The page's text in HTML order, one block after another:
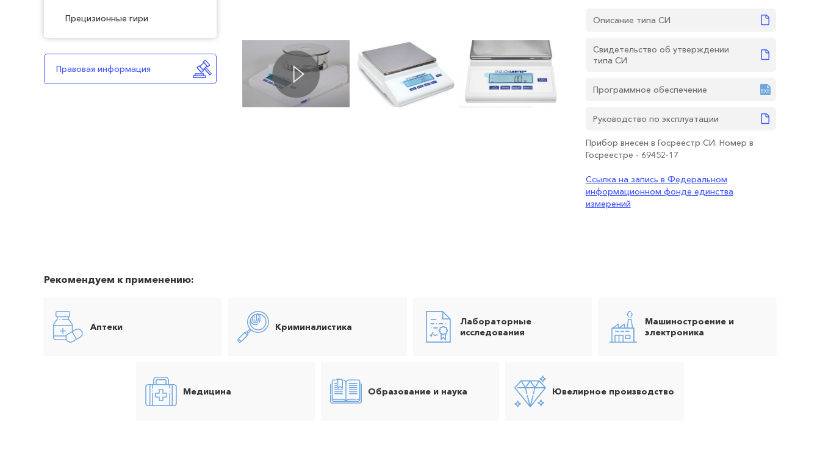
Прецизионные гири
Правовая информация
Описание типа СИ
Свидетельство об утверждении
типа СИ
Программное обеспечение
Руководство по эксплуатации
Прибор внесен в Госреестр СИ. Номер в
Госреестре - 69452-17
Ссылка на запись в Федеральном
информационном фонде единства
измерений
Рекомендуем к применению:
Аптеки Криминалистика
Лабораторные
исследования
Машиностроение и
электроника
Медицина Образование и наука Ювелирное производство